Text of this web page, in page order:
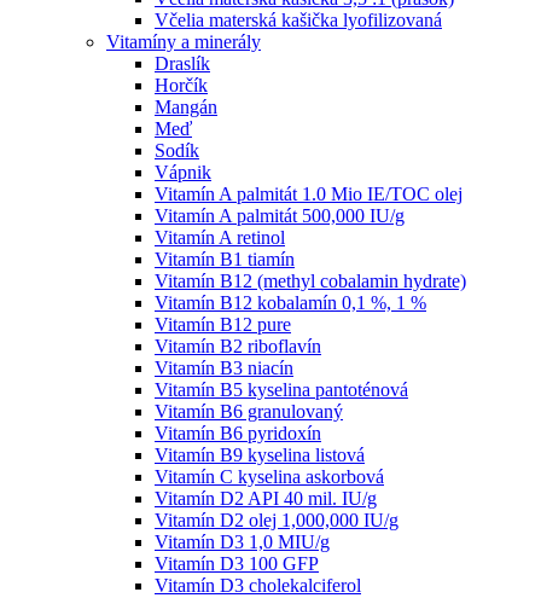
Včelia materská kašička lyofilizovaná
Vitamíny a minerály
Draslík
Horčík
Mangán
Meď
Sodík
Vápnik
Vitamín A palmitát 1.0 Mio IE/TOC olej
Vitamín A palmitát 500,000 IU/g
Vitamín A retinol
Vitamín B1 tiamín
Vitamín B12 (methyl cobalamin hydrate)
Vitamín B12 kobalamín 0,1 %, 1 %
Vitamín B12 pure
Vitamín B2 riboflavín
Vitamín B3 niacín
Vitamín B5 kyselina pantoténová
Vitamín B6 granulovaný
Vitamín B6 pyridoxín
Vitamín B9 kyselina listová
Vitamín C kyselina askorbová
Vitamín D2 API 40 mil. IU/g
Vitamín D2 olej 1,000,000 IU/g
Vitamín D3 1,0 MIU/g
Vitamín D3 100 GFP
Vitamín D3 cholekalciferol